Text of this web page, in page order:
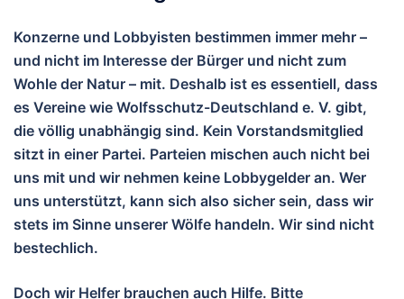
Konzerne und Lobbyisten bestimmen immer mehr –
und nicht im Interesse der Bürger und nicht zum
Wohle der Natur – mit. Deshalb ist es essentiell, dass
es Vereine wie Wolfsschutz-Deutschland e. V. gibt,
die völlig unabhängig sind. Kein Vorstandsmitglied
sitzt in einer Partei. Parteien mischen auch nicht bei
uns mit und wir nehmen keine Lobbygelder an. Wer
uns unterstützt, kann sich also sicher sein, dass wir
stets im Sinne unserer Wölfe handeln. Wir sind nicht
bestechlich.
Doch wir Helfer brauchen auch Hilfe. Bitte